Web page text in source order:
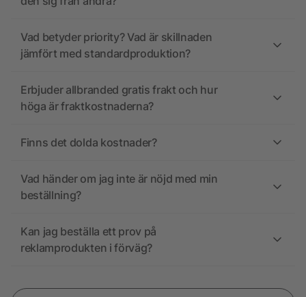
Vad betyder priority? Vad är skillnaden
jämfört med standardproduktion?
Erbjuder allbranded gratis frakt och hur
höga är fraktkostnaderna?
Finns det dolda kostnader?
Vad händer om jag inte är nöjd med min
beställning?
Kan jag beställa ett prov på
reklamprodukten i förväg?